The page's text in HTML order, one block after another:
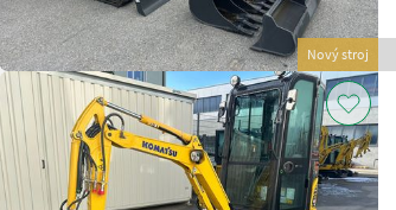
Nový stroj